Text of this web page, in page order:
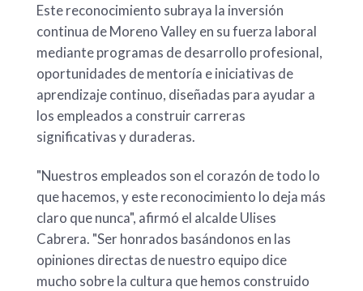
Este reconocimiento subraya la inversión
continua de Moreno Valley en su fuerza laboral
mediante programas de desarrollo profesional,
oportunidades de mentoría e iniciativas de
aprendizaje continuo, diseñadas para ayudar a
los empleados a construir carreras
significativas y duraderas.
"Nuestros empleados son el corazón de todo lo
que hacemos, y este reconocimiento lo deja más
claro que nunca", afirmó el alcalde Ulises
Cabrera. "Ser honrados basándonos en las
opiniones directas de nuestro equipo dice
mucho sobre la cultura que hemos construido